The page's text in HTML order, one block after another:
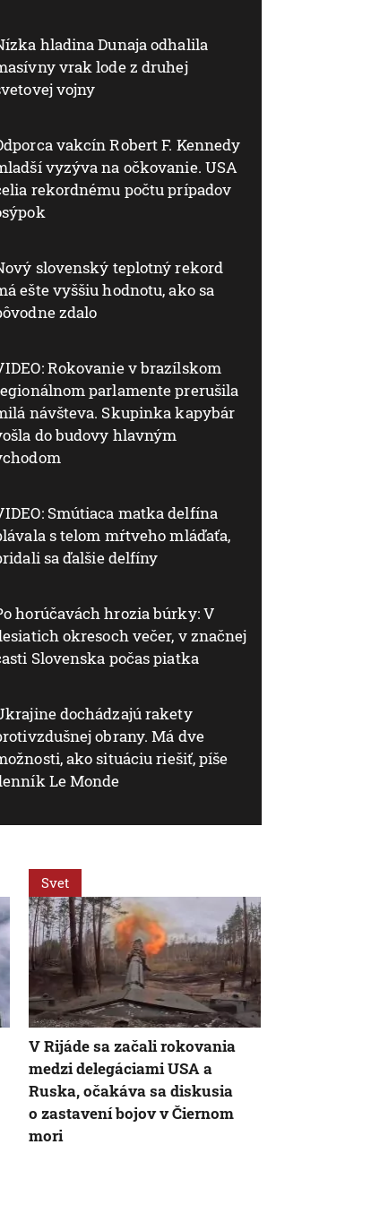
hladina Dunaja odhalila
vrak lode z druhej
vojny
vakcín Robert F. Kennedy
vyzýva na očkovanie. USA
rekordnému počtu prípadov
slovenský teplotný rekord
ešte vyššiu hodnotu, ako sa
zdalo
Rokovanie v brazílskom
parlamente prerušila
návšteva. Skupinka kapybár
do budovy hlavným
Smútiaca matka delfína
s telom mŕtveho mláďaťa,
sa ďalšie delfíny
horúčavách hrozia búrky: V
okresoch večer, v značnej
Slovenska počas piatka
dochádzajú rakety
obrany. Má dve
ako situáciu riešiť, píše
Le Monde
Svet
V Rijáde sa začali rokovania
medzi delegáciami USA a
Ruska, očakáva sa diskusia
o zastavení bojov v Čiernom
mori